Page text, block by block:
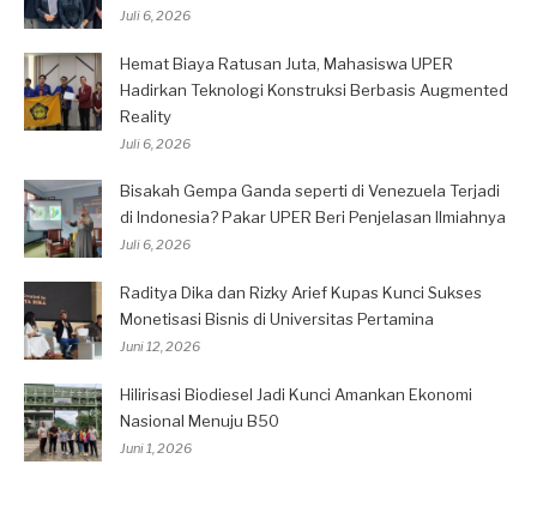
Juli 6, 2026
Hemat Biaya Ratusan Juta, Mahasiswa UPER
Hadirkan Teknologi Konstruksi Berbasis Augmented
Reality
Juli 6, 2026
Bisakah Gempa Ganda seperti di Venezuela Terjadi
di Indonesia? Pakar UPER Beri Penjelasan Ilmiahnya
Juli 6, 2026
Raditya Dika dan Rizky Arief Kupas Kunci Sukses
Monetisasi Bisnis di Universitas Pertamina
Juni 12, 2026
Hilirisasi Biodiesel Jadi Kunci Amankan Ekonomi
Nasional Menuju B50
Juni 1, 2026